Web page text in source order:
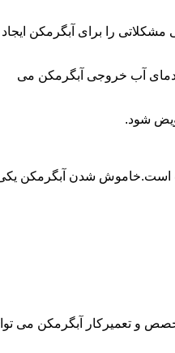
را برای آبگرمکن ایجاد
آب خروجی آبگرمکن می
شود.
شدن آبگرمکن
و تعمیرکار آبگرمکن می